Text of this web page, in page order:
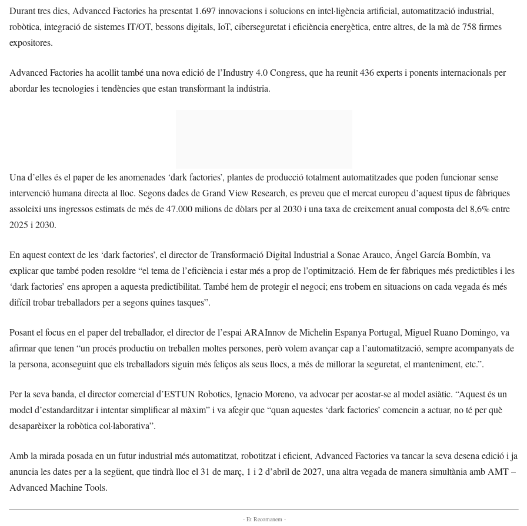
Durant tres dies, Advanced Factories ha presentat 1.697 innovacions i solucions en intel·ligència artificial, automatització industrial,
robòtica, integració de sistemes IT/OT, bessons digitals, IoT, ciberseguretat i eficiència energètica, entre altres, de la mà de 758 firmes
expositores.
Advanced Factories ha acollit també una nova edició de l’Industry 4.0 Congress, que ha reunit 436 experts i ponents internacionals per
abordar les tecnologies i tendències que estan transformant la indústria.
Una d’elles és el paper de les anomenades ‘dark factories’, plantes de producció totalment automatitzades que poden funcionar sense
intervenció humana directa al lloc. Segons dades de Grand View Research, es preveu que el mercat europeu d’aquest tipus de fàbriques
assoleixi uns ingressos estimats de més de 47.000 milions de dòlars per al 2030 i una taxa de creixement anual composta del 8,6% entre
2025 i 2030.
En aquest context de les ‘dark factories’, el director de Transformació Digital Industrial a Sonae Arauco, Ángel García Bombín, va
explicar que també poden resoldre “el tema de l’eficiència i estar més a prop de l’optimització. Hem de fer fàbriques més predictibles i les
‘dark factories’ ens apropen a aquesta predictibilitat. També hem de protegir el negoci; ens trobem en situacions on cada vegada és més
difícil trobar treballadors per a segons quines tasques”.
Posant el focus en el paper del treballador, el director de l’espai ARAInnov de Michelin Espanya Portugal, Miguel Ruano Domingo, va
afirmar que tenen “un procés productiu on treballen moltes persones, però volem avançar cap a l’automatització, sempre acompanyats de
la persona, aconseguint que els treballadors siguin més feliços als seus llocs, a més de millorar la seguretat, el manteniment, etc.”.
Per la seva banda, el director comercial d’ESTUN Robotics, Ignacio Moreno, va advocar per acostar-se al model asiàtic. “Aquest és un
model d’estandarditzar i intentar simplificar al màxim” i va afegir que “quan aquestes ‘dark factories’ comencin a actuar, no té per què
desaparèixer la robòtica col·laborativa”.
Amb la mirada posada en un futur industrial més automatitzat, robotitzat i eficient, Advanced Factories va tancar la seva desena edició i ja
anuncia les dates per a la següent, que tindrà lloc el 31 de març, 1 i 2 d’abril de 2027, una altra vegada de manera simultània amb AMT –
Advanced Machine Tools.
- Et Recomanem -